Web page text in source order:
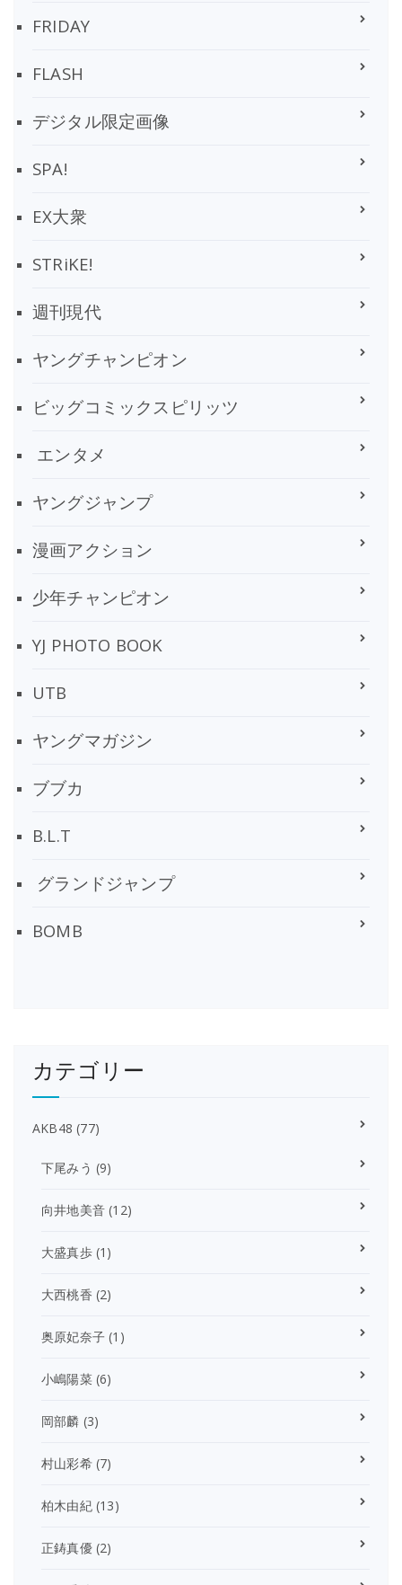
FRIDAY
FLASH
デジタル限定画像
SPA!
EX大衆
STRiKE!
週刊現代
ヤングチャンピオン
ビッグコミックスピリッツ
エンタメ
ヤングジャンプ
漫画アクション
少年チャンピオン
YJ PHOTO BOOK
UTB
ヤングマガジン
ブブカ
B.L.T
グランドジャンプ
BOMB
カテゴリー
AKB48 (77)
下尾みう (9)
向井地美音 (12)
大盛真歩(1)
大西桃香 (2)
奥原妃奈子 (1)
小嶋陽菜(6)
岡部麟 (3)
村山彩希(7)
柏木由紀(13)
正鋳真優(2)